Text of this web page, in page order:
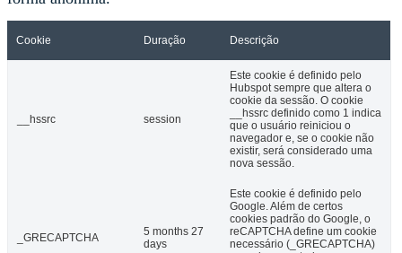
Cookie Duração Descrição
__hssrc session
Este cookie é definido pelo
Hubspot sempre que altera o
cookie da sessão. O cookie
__hssrc definido como 1 indica
que o usuário reiniciou o
navegador e, se o cookie não
existir, será considerado uma
nova sessão.
_GRECAPTCHA
5 months 27
days
Este cookie é definido pelo
Google. Além de certos
cookies padrão do Google, o
reCAPTCHA define um cookie
necessário (_GRECAPTCHA)